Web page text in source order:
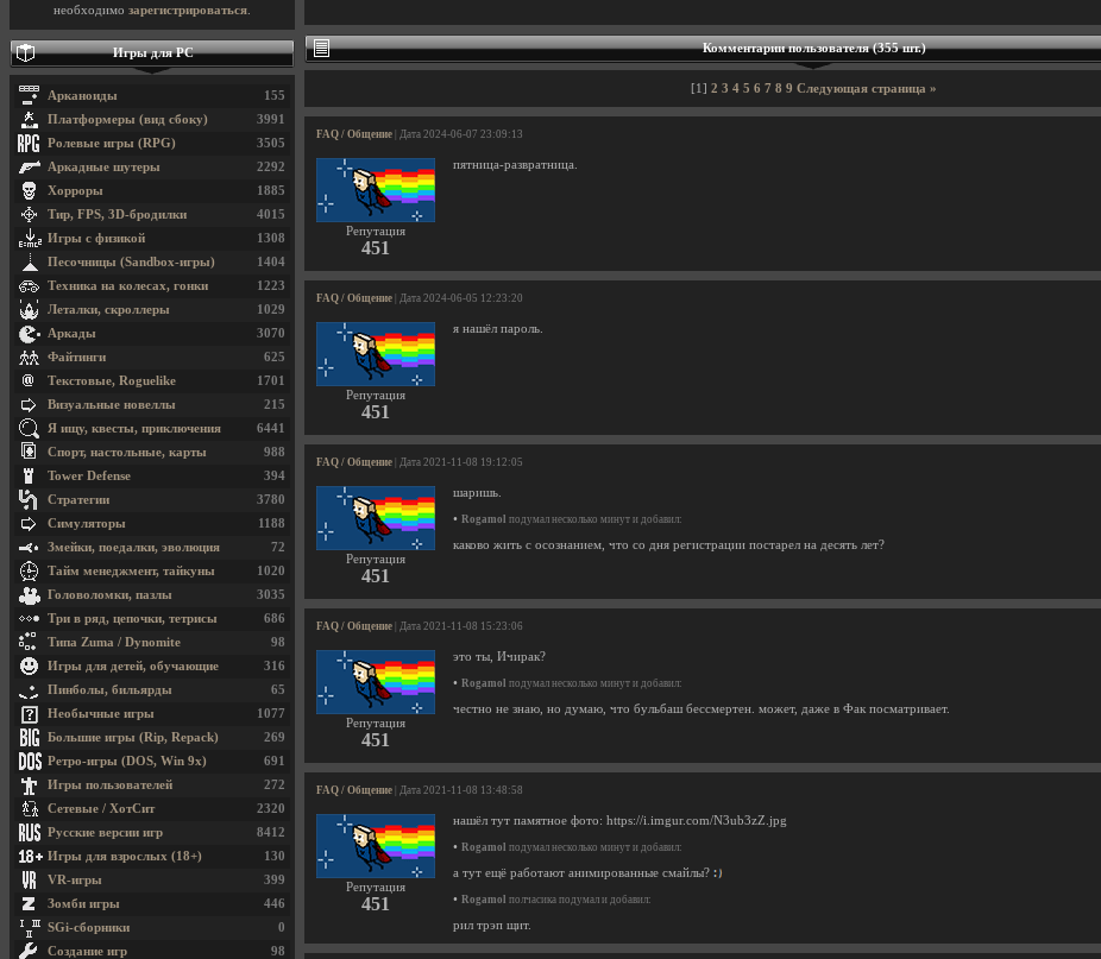
Комментарии пользователя (355 шт.)
[1] 2 3 4 5 6 7 8 9 Следующая страница »
FAQ / Общение | Дата 2024-06-07 23:09:13
Репутация
451
пятница-развратница.
FAQ / Общение | Дата 2024-06-05 12:23:20
Репутация
451
я нашёл пароль.
FAQ / Общение | Дата 2021-11-08 19:12:05
Репутация
451
шаришь.
• Rogamol подумал несколько минут и добавил:
каково жить с осознанием, что со дня регистрации постарел на десять лет?
FAQ / Общение | Дата 2021-11-08 15:23:06
Репутация
451
это ты, Ичирак?
• Rogamol подумал несколько минут и добавил:
честно не знаю, но думаю, что бульбаш бессмертен. может, даже в Фак посматривает.
FAQ / Общение | Дата 2021-11-08 13:48:58
Репутация
451
нашёл тут памятное фото: https://i.imgur.com/N3ub3zZ.jpg
• Rogamol подумал несколько минут и добавил:
а тут ещё работают анимированные смайлы?
• Rogamol полчасика подумал и добавил:
рил трэп щит.
необходимо зарегистрироваться
Игры для PC
155
Арканоиды
3991
Платформеры (вид сбоку)
3505
Ролевые игры (RPG)
2292
Аркадные шутеры
1885
Хорроры
4015
Тир, FPS, 3D-бродилки
1308
Игры с физикой
1404
Песочницы (Sandbox-игры)
1223
Техника на колесах, гонки
1029
Леталки, скроллеры
3070
Аркады
625
Файтинги
1701
Текстовые, Roguelike
215
Визуальные новеллы
6441
Я ищу, квесты, приключения
988
Спорт, настольные, карты
394
Tower Defense
3780
Стратегии
1188
Симуляторы
72
Змейки, поедалки, эволюция
1020
Тайм менеджмент, тайкуны
3035
Головоломки, пазлы
686
Три в ряд, цепочки, тетрисы
98
Типа Zuma / Dynomite
316
Игры для детей, обучающие
65
Пинболы, бильярды
1077
Необычные игры
269
Большие игры (Rip, Repack)
691
Ретро-игры (DOS, Win 9x)
272
Игры пользователей
2320
Сетевые / ХотСит
8412
Русские версии игр
130
Игры для взрослых (18+)
399
VR-игры
446
Зомби игры
0
SGi-сборники
98
Создание игр